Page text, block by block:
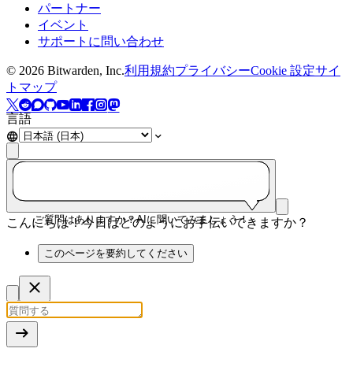
パートナー
イベント
サポートに問い合わせ
© 2026 Bitwarden, Inc.利用規約プライバシーCookie 設定サイ
トマップ
言語
ご質問はありますか？AIに聞いてみましょう！
こんにちは！今日はどのようにお手伝いできますか？
このページを要約してください